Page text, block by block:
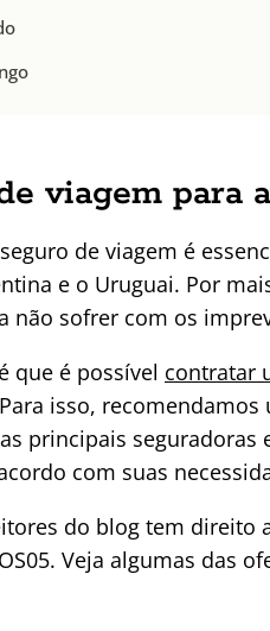
viagem para
de viagem é
e o Uruguai. Por
não sofrer com os
que é possível contratar
isso,
principais
com suas
do blog tem direito
Veja algumas das